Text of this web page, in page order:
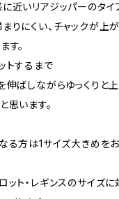
近いリアジッパーのタイ
りにくい、チャックが上
す。
トするまで
伸ばしながらゆっくりと
思います。
る方は1サイズ大きめをお
ット・レギンスのサイズに